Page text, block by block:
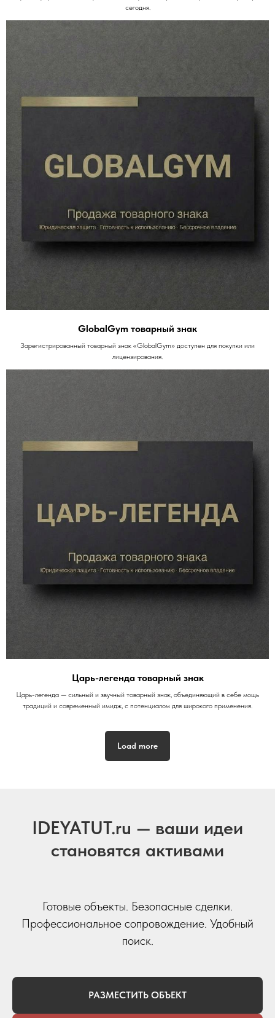
сегодня.
GlobalGym товарный знак
Зарегистрированный товарный знак «GlobalGym» доступен для покупки или
лицензирования.
Царь-легенда товарный знак
Царь-легенда — сильный и звучный товарный знак, объединяющий в себе мощь
традиций и современный имидж, с потенциалом для широкого применения.
Load more
IDEYATUT.ru — ваши идеи
становятся активами
Готовые объекты. Безопасные сделки.
Профессиональное сопровождение. Удобный
поиск.
РАЗМЕСТИТЬ ОБЪЕКТ